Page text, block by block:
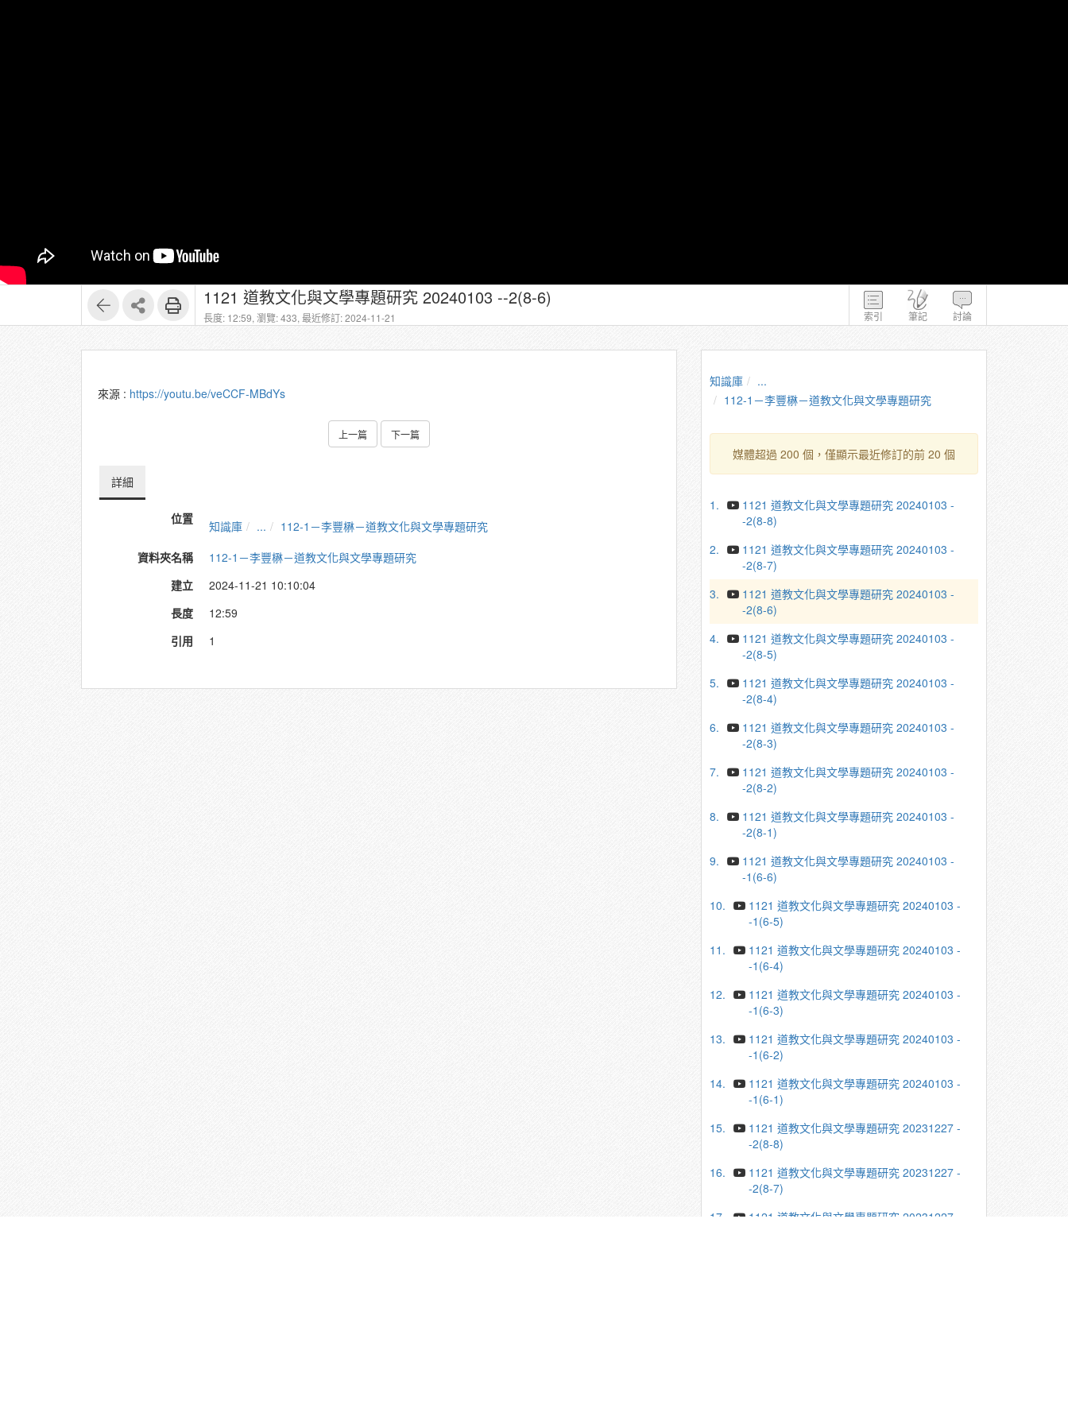
索引 筆記 討論
1121 道教文化與文學專題研究 20240103 --2(8-6)
長度: 12:59, 瀏覽: 433, 最近修訂: 2024-11-21
來源 : https://youtu.be/veCCF-MBdYs
上一篇 下一篇
詳細
位置 知識庫 ...
112-1－李豐楙－道教文化與文學專題研究
資料夾名稱
112-1－李豐楙－道教文化與文學專題研究
建立
2024-11-21 10:10:04
長度
12:59
引用
1
知識庫
...
112-1－李豐楙－道教文化與文學專題研究
媒體超過 200 個，僅顯示最近修訂的前 20 個
1.
1121 道教文化與文學專題研究 20240103 -
-2(8-8)
2.
1121 道教文化與文學專題研究 20240103 -
-2(8-7)
3.
1121 道教文化與文學專題研究 20240103 -
-2(8-6)
4.
1121 道教文化與文學專題研究 20240103 -
-2(8-5)
5.
1121 道教文化與文學專題研究 20240103 -
-2(8-4)
6.
1121 道教文化與文學專題研究 20240103 -
-2(8-3)
7.
1121 道教文化與文學專題研究 20240103 -
-2(8-2)
8.
1121 道教文化與文學專題研究 20240103 -
-2(8-1)
9.
1121 道教文化與文學專題研究 20240103 -
-1(6-6)
10.
1121 道教文化與文學專題研究 20240103 -
-1(6-5)
11.
1121 道教文化與文學專題研究 20240103 -
-1(6-4)
12.
1121 道教文化與文學專題研究 20240103 -
-1(6-3)
13.
1121 道教文化與文學專題研究 20240103 -
-1(6-2)
14.
1121 道教文化與文學專題研究 20240103 -
-1(6-1)
15.
1121 道教文化與文學專題研究 20231227 -
-2(8-8)
16.
1121 道教文化與文學專題研究 20231227 -
-2(8-7)
17.
1121 道教文化與文學專題研究 20231227 -